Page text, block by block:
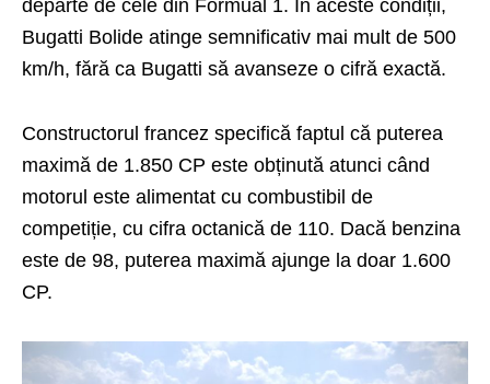
departe de cele din Formual 1. În aceste condiții,
Bugatti Bolide atinge semnificativ mai mult de 500
km/h, fără ca Bugatti să avanseze o cifră exactă.
Constructorul francez specifică faptul că puterea
maximă de 1.850 CP este obținută atunci când
motorul este alimentat cu combustibil de
competiție, cu cifra octanică de 110. Dacă benzina
este de 98, puterea maximă ajunge la doar 1.600
CP.